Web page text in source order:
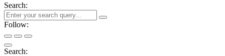
Search:
Follow:
Search: